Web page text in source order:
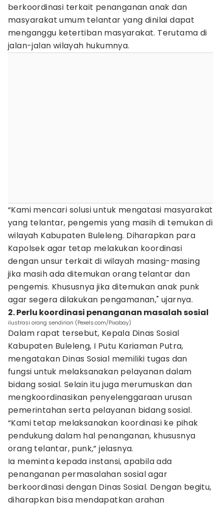
berkoordinasi terkait penanganan anak dan
masyarakat umum telantar yang dinilai dapat
menganggu ketertiban masyarakat. Terutama di
jalan-jalan wilayah hukumnya.
“Kami mencari solusi untuk mengatasi masyarakat
yang telantar, pengemis yang masih di temukan di
wilayah Kabupaten Buleleng. Diharapkan para
Kapolsek agar tetap melakukan koordinasi
dengan unsur terkait di wilayah masing-masing
jika masih ada ditemukan orang telantar dan
pengemis. Khususnya jika ditemukan anak punk
agar segera dilakukan pengamanan," ujarnya.
2. Perlu koordinasi penanganan masalah sosial
ilustrasi orang sendirian (Pexels.com/Pixabay)
Dalam rapat tersebut, Kepala Dinas Sosial
Kabupaten Buleleng, I Putu Kariaman Putra,
mengatakan Dinas Sosial memiliki tugas dan
fungsi untuk melaksanakan pelayanan dalam
bidang sosial. Selain itu juga merumuskan dan
mengkoordinasikan penyelenggaraan urusan
pemerintahan serta pelayanan bidang sosial.
“Kami tetap melaksanakan koordinasi ke pihak
pendukung dalam hal penanganan, khususnya
orang telantar, punk,” jelasnya.
Ia meminta kepada instansi, apabila ada
penanganan permasalahan sosial agar
berkoordinasi dengan Dinas Sosial. Dengan begitu,
diharapkan bisa mendapatkan arahan